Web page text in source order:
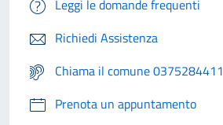
Leggi le domande frequenti
Richiedi Assistenza
Chiama il comune 0375284411
Prenota un appuntamento